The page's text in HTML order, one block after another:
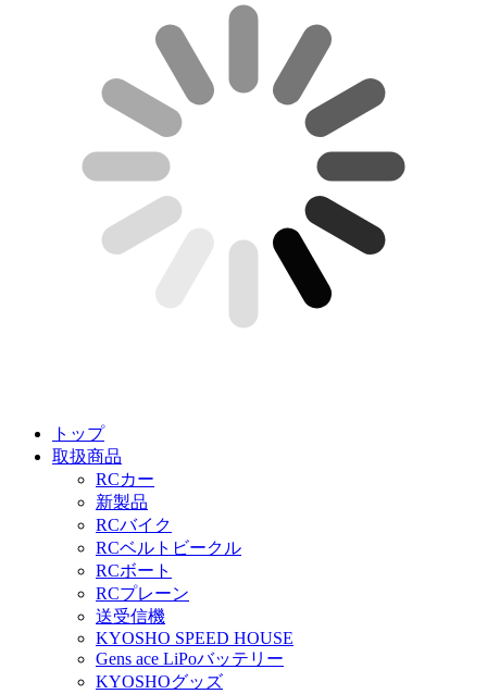
トップ
取扱商品
RCカー
新製品
RCバイク
RCベルトビークル
RCボート
RCプレーン
送受信機
KYOSHO SPEED HOUSE
Gens ace LiPoバッテリー
KYOSHOグッズ